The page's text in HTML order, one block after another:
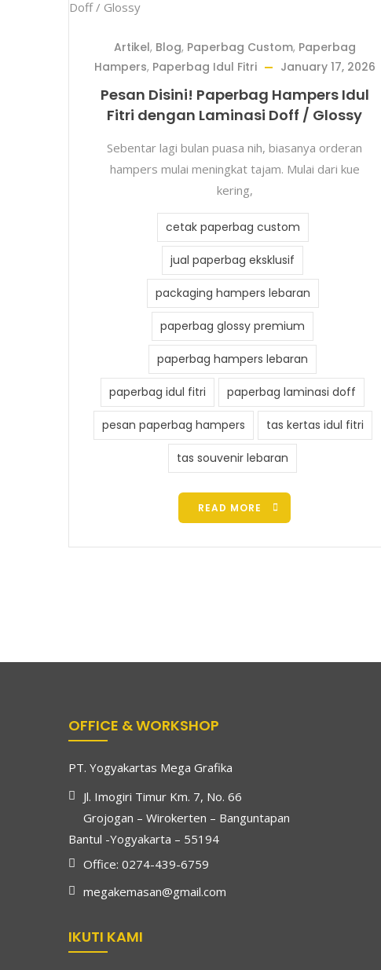
Artikel, Blog, Paperbag Custom, Paperbag
Hampers, Paperbag Idul Fitri January 17, 2026
Pesan Disini! Paperbag Hampers Idul
Fitri dengan Laminasi Doff / Glossy
Sebentar lagi bulan puasa nih, biasanya orderan
hampers mulai meningkat tajam. Mulai dari kue
kering,
cetak paperbag custom
jual paperbag eksklusif
packaging hampers lebaran
paperbag glossy premium
paperbag hampers lebaran
paperbag idul fitri paperbag laminasi doff
pesan paperbag hampers tas kertas idul fitri
tas souvenir lebaran
READ MORE
OFFICE & WORKSHOP
PT. Yogyakartas Mega Grafika
Jl. Imogiri Timur Km. 7, No. 66
Grojogan – Wirokerten – Banguntapan
Bantul -Yogyakarta – 55194
Office: 0274-439-6759
megakemasan@gmail.com
IKUTI KAMI